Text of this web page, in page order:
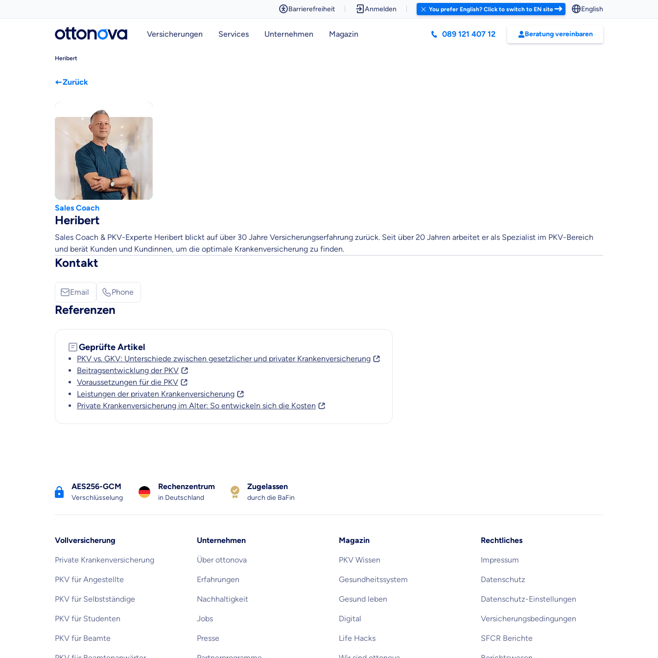
Barrierefreiheit Anmelden You prefer English? Click to switch to EN site English
Versicherungen Services Unternehmen Magazin 089 121 407 12 Beratung vereinbaren
Heribert
Zurück
Sales Coach
Heribert
Sales Coach & PKV-Experte Heribert blickt auf über 30 Jahre Versicherungserfahrung zurück. Seit über 20 Jahren arbeitet er als Spezialist im PKV-Bereich
und berät Kunden und Kundinnen, um die optimale Krankenversicherung zu finden.
Kontakt
Email Phone
Referenzen
Geprüfte Artikel
PKV vs. GKV: Unterschiede zwischen gesetzlicher und privater Krankenversicherung
Beitragsentwicklung der PKV
Voraussetzungen für die PKV
Leistungen der privaten Krankenversicherung
Private Krankenversicherung im Alter: So entwickeln sich die Kosten
AES256-GCM
Verschlüsselung
Rechenzentrum
in Deutschland
Zugelassen
durch die BaFin
Vollversicherung
Private Krankenversicherung
PKV für Angestellte
PKV für Selbstständige
PKV für Studenten
PKV für Beamte
Unternehmen
Über ottonova
Erfahrungen
Nachhaltigkeit
Jobs
Presse
Magazin
PKV Wissen
Gesundheitssystem
Gesund leben
Digital
Life Hacks
Rechtliches
Impressum
Datenschutz
Datenschutz-Einstellungen
Versicherungsbedingungen
SFCR Berichte
Weil es uns wichtig ist, dass du
Objektive und faire Beratung
Wir möchten, dass du dich aus Überzeugung für uns entscheidest.
Krankenvoll
Beamten
Versicherung
Mit dem Abschicken meiner Daten erkläre ich meine